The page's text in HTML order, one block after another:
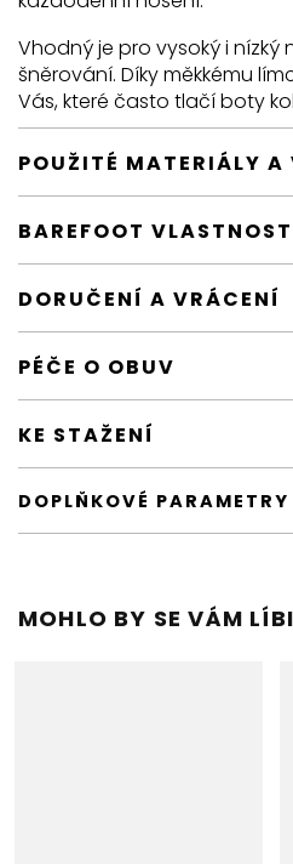
Vhodný je pro vysoký i nízký
šněrování. Díky měkkému
Vás, které často tlačí boty
POUŽITÉ MATERIÁLY A
BAREFOOT
DORUČENÍ A VRÁCENÍ
PÉČE O OBUV
KE STAŽENÍ
DOPLŇKOVÉ PARAMETRY
MOHLO BY SE VÁM